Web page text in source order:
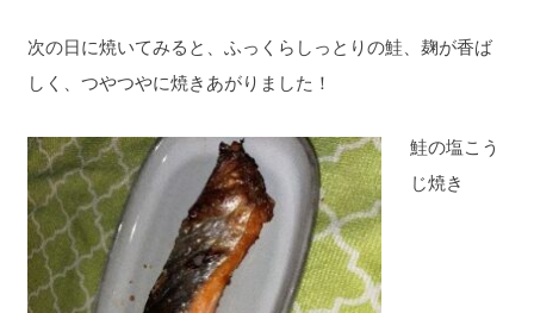
次の日に焼いてみると、ふっくらしっとりの鮭、麹が香ば
しく、つやつやに焼きあがりました！
鮭の塩こう
じ焼き